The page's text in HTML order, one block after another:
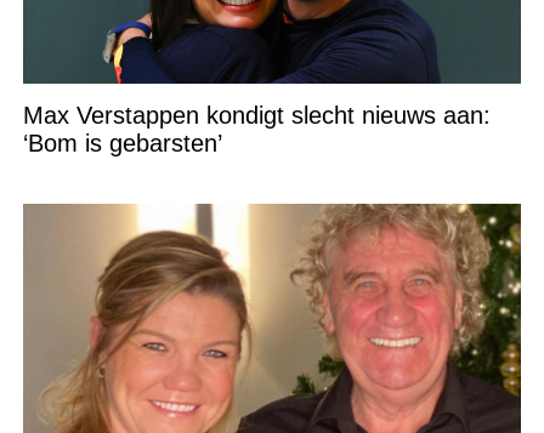
Max Verstappen kondigt slecht nieuws aan:
‘Bom is gebarsten’